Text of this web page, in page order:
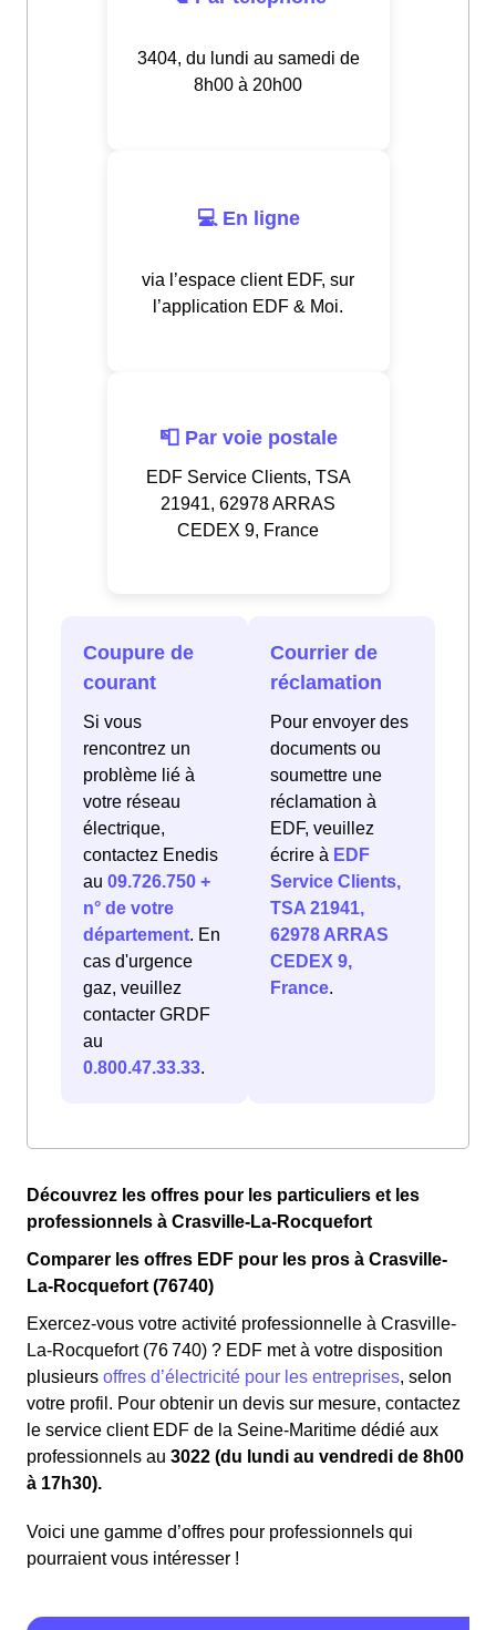
3404, du lundi au samedi de
8h00 à 20h00
💻 En ligne
via l’espace client EDF, sur
l’application EDF & Moi.
📮 Par voie postale
EDF Service Clients, TSA
21941, 62978 ARRAS
CEDEX 9, France
Coupure de
courant
Si vous
rencontrez un
problème lié à
votre réseau
électrique,
contactez Enedis
au 09.726.750 +
n° de votre
département. En
cas d'urgence
gaz, veuillez
contacter GRDF
au
0.800.47.33.33.
Courrier de
réclamation
Pour envoyer des
documents ou
soumettre une
réclamation à
EDF, veuillez
écrire à EDF
Service Clients,
TSA 21941,
62978 ARRAS
CEDEX 9,
France.
Découvrez les offres pour les particuliers et les
professionnels à Crasville-La-Rocquefort
Comparer les offres EDF pour les pros à Crasville-
La-Rocquefort (76740)
Exercez-vous votre activité professionnelle à Crasville-
La-Rocquefort (76 740) ? EDF met à votre disposition
plusieurs offres d’électricité pour les entreprises, selon
votre profil. Pour obtenir un devis sur mesure, contactez
le service client EDF de la Seine-Maritime dédié aux
professionnels au 3022 (du lundi au vendredi de 8h00
à 17h30).
Voici une gamme d’offres pour professionnels qui
pourraient vous intéresser !